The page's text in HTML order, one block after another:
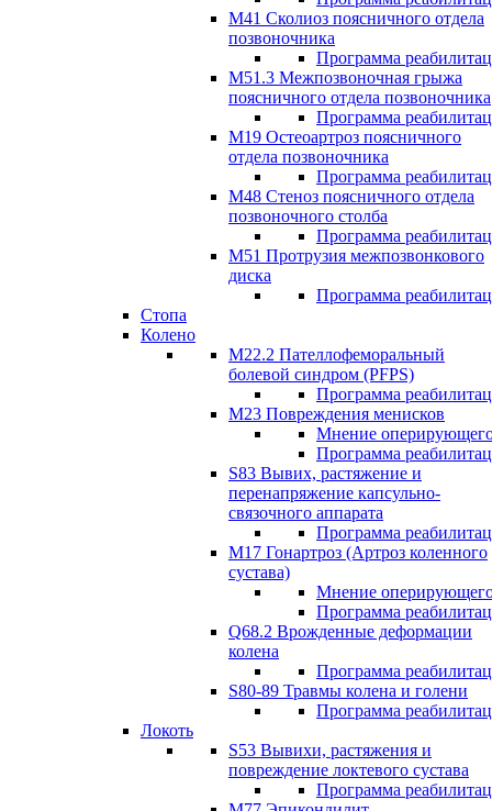
М41 Сколиоз поясничного отдела
позвоночника
Программа
M51.3 Межпозвоночная грыжа
поясничного отдела позвоночника
Программа
М19 Остеоартроз поясничного
отдела позвоночника
Программа
M48 Стеноз поясничного отдела
позвоночного столба
Программа
М51 Протрузия межпозвонкового
диска
Программа
Стопа
Колено
М22.2 Пателлофеморальный
болевой синдром (PFPS)
Программа
М23 Повреждения менисков
Мнение
Программа
S83 Вывих, растяжение и
перенапряжение капсульно-
связочного аппарата
Программа
М17 Гонартроз (Артроз коленного
сустава)
Мнение
Программа
Q68.2 Врожденные деформации
колена
Программа
S80-89 Травмы колена и голени
Программа
Локоть
S53 Вывихи, растяжения и
повреждение локтевого сустава
Программа